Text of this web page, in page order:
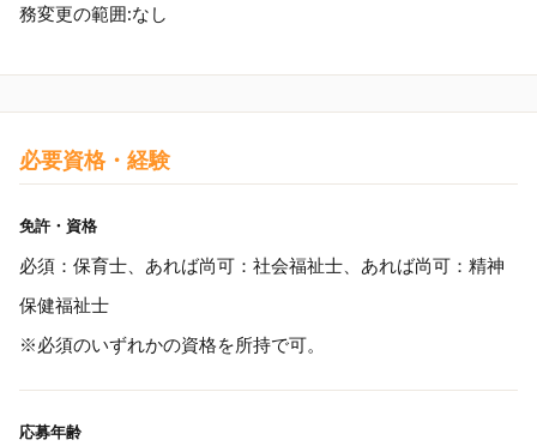
務変更の範囲:なし
必要資格・経験
免許・資格
必須：保育士、あれば尚可：社会福祉士、あれば尚可：精神
保健福祉士
※必須のいずれかの資格を所持で可。
応募年齢